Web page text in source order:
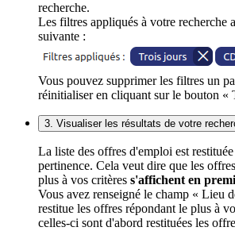
recherche.
Les filtres appliqués à votre recherche
suivante :
Vous pouvez supprimer les filtres un
réinitialiser en cliquant sur le bouton «
3. Visualiser les résultats de votre
La liste des offres d'emploi est
pertinence. Cela veut dire que les
plus à vos critères s'affichent en
Vous avez renseigné le champ « Lieu
restitue les offres répondant le plus à
celles-ci sont d'abord restituées les